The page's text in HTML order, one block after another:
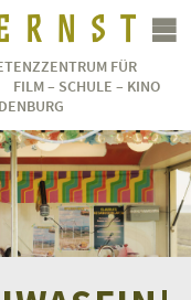
FÜR
FILM – SCHULE – KINO